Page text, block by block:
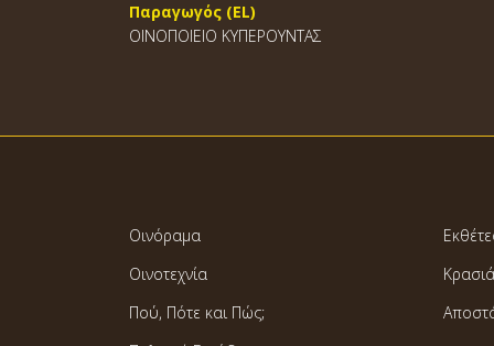
Παραγωγός (EL)
ΟΙΝΟΠΟΙΕΙΟ ΚΥΠΕΡΟΥΝΤΑΣ
Οινόραμα
Οινοτεχνία
Πού, Πότε και Πώς;
Κρασιά